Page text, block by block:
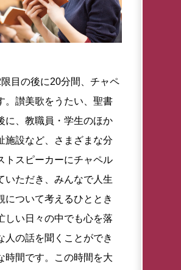
目の後に20分間、チャペ
。讃美歌をうたい、聖書
に、教職員・学生のほか
施設など、さまざまな分
トスピーカーにチャペル
いただき、みんなで人生
について考えるひととき
しい日々の中でも心を落
人の話を聞くことができ
時間です。この時間を大